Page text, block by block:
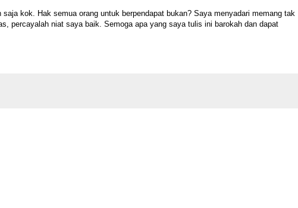
kok. Hak semua orang untuk berpendapat bukan? Saya menyadari memang tak
percayalah niat saya baik. Semoga apa yang saya tulis ini barokah dan dapat